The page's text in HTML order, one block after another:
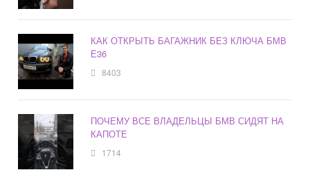
КАК ОТКРЫТЬ БАГАЖНИК БЕЗ КЛЮЧА БМВ
Е36
8403
ПОЧЕМУ ВСЕ ВЛАДЕЛЬЦЫ БМВ СИДЯТ НА
КАПОТЕ
1714